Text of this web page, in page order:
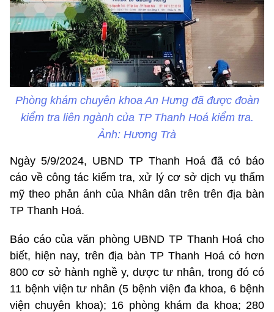
Phòng khám chuyên khoa An Hưng đã được đoàn
kiểm tra liên ngành của TP Thanh Hoá kiểm tra.
Ảnh: Hương Trà
Ngày 5/9/2024, UBND TP Thanh Hoá đã có báo
cáo về công tác kiểm tra, xử lý cơ sở dịch vụ thẩm
mỹ theo phản ánh của Nhân dân trên trên địa bàn
TP Thanh Hoá.
Báo cáo của văn phòng UBND TP Thanh Hoá cho
biết, hiện nay, trên địa bàn TP Thanh Hoá có hơn
800 cơ sở hành nghề y, dược tư nhân, trong đó có
11 bệnh viện tư nhân (5 bệnh viện đa khoa, 6 bệnh
viện chuyên khoa); 16 phòng khám đa khoa; 280